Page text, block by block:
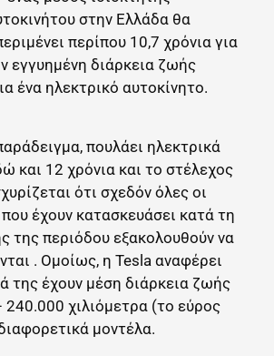
στην Ελλάδα θα
περίπου 10,7 χρόνια για
εγγυημένη διάρκεια ζωής
ένα ηλεκτρικό αυτοκίνητο.
πουλάει ηλεκτρικά
και 12 χρόνια και το στέλεχος
ότι σχεδόν όλες οι
έχουν κατασκευάσει κατά τη
της περιόδου εξακολουθούν να
. Ομοίως, η Tesla αναφέρει
της έχουν μέση διάρκεια ζωής
χιλιόμετρα (το εύρος
μοντέλα.